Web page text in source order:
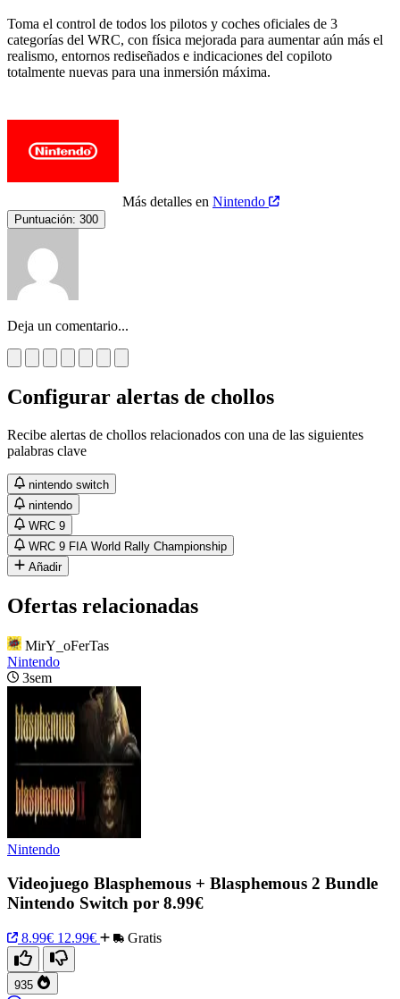
Toma el control de todos los pilotos y coches oficiales de 3
categorías del WRC, con física mejorada para aumentar aún más el
realismo, entornos rediseñados e indicaciones del copiloto
totalmente nuevas para una inmersión máxima.
Más detalles en Nintendo
Puntuación: 300
Deja un comentario...
Configurar alertas de chollos
Recibe alertas de chollos relacionados con una de las siguientes
palabras clave
nintendo switch
nintendo
WRC 9
WRC 9 FIA World Rally Championship
Añadir
Ofertas relacionadas
MirY_oFerTas
Nintendo
3sem
Nintendo
Videojuego Blasphemous + Blasphemous 2 Bundle
Nintendo Switch por 8.99€
8.99€ 12.99€ Gratis
935